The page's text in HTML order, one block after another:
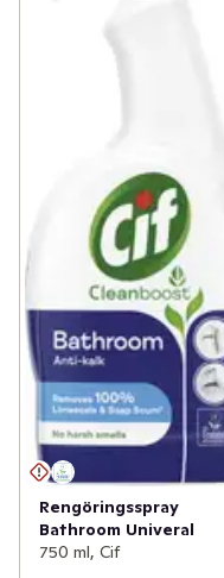
Rengöringsspray
Bathroom Univeral
750 ml, Cif